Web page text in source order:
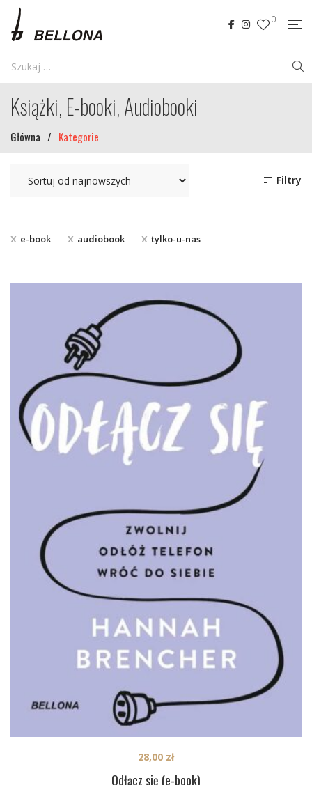
0
Książki, E-booki, Audiobooki
Główna / Kategorie
Filtry
e-book audiobook tylko-u-nas
Odłącz się (e-book)
28,00 zł